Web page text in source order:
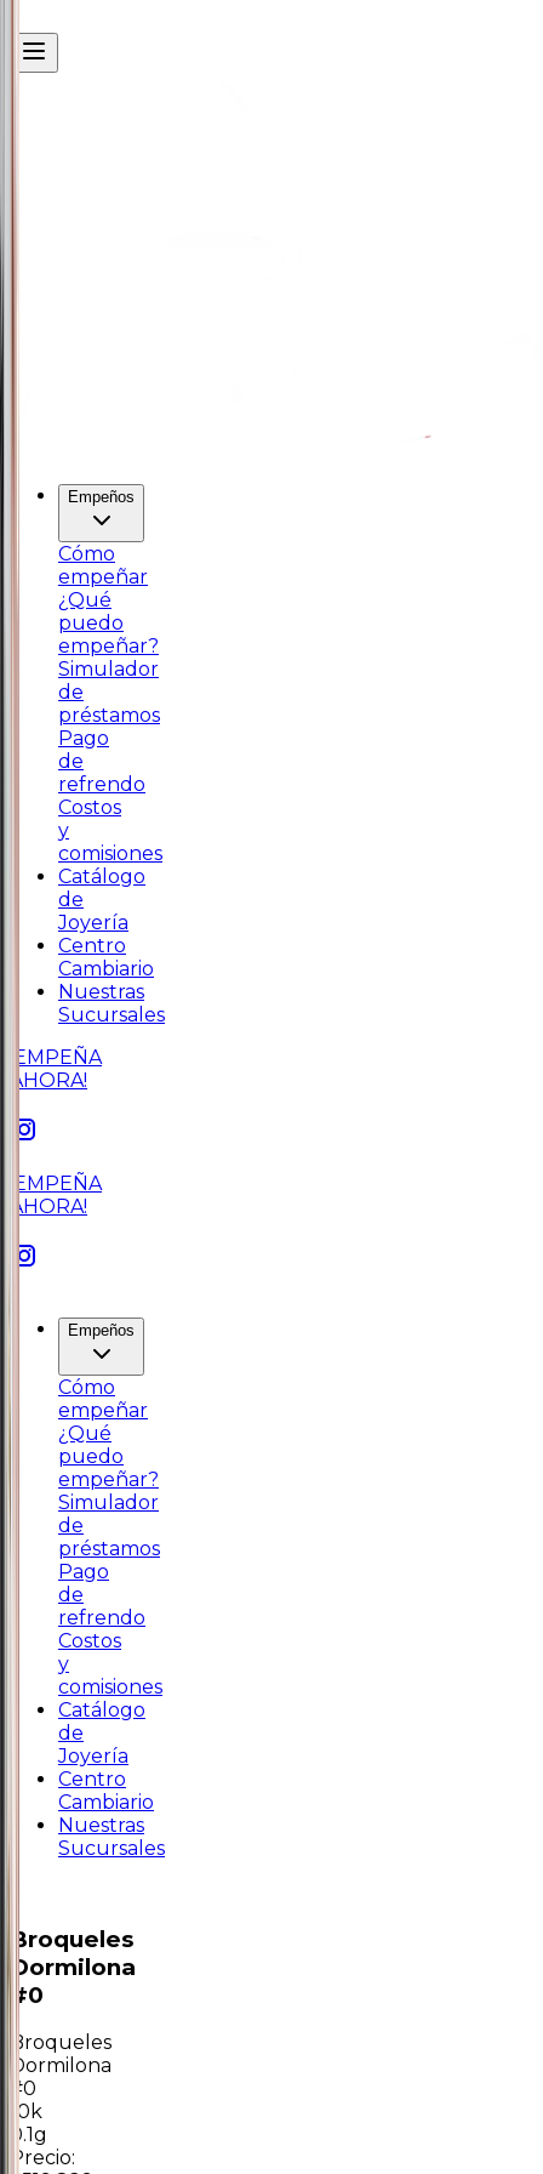
Empeños
Cómo
empeñar
¿Qué
puedo
empeñar?
Simulador
de
préstamos
Pago
de
refrendo
Costos
y
comisiones
Catálogo
de
Joyería
Centro
Cambiario
Nuestras
Sucursales
¡EMPEÑA
AHORA!
¡EMPEÑA
AHORA!
Empeños
Cómo
empeñar
¿Qué
puedo
empeñar?
Simulador
de
préstamos
Pago
de
refrendo
Costos
y
comisiones
Catálogo
de
Joyería
Centro
Cambiario
Nuestras
Sucursales
Broqueles
Dormilona
#0
Broqueles
Dormilona
#0
10k
0.1g
Precio: